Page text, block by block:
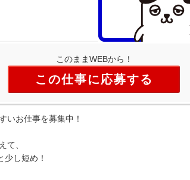
このままWEBから！
この仕事に応募する
いお仕事を募集中！
て、
し短め！